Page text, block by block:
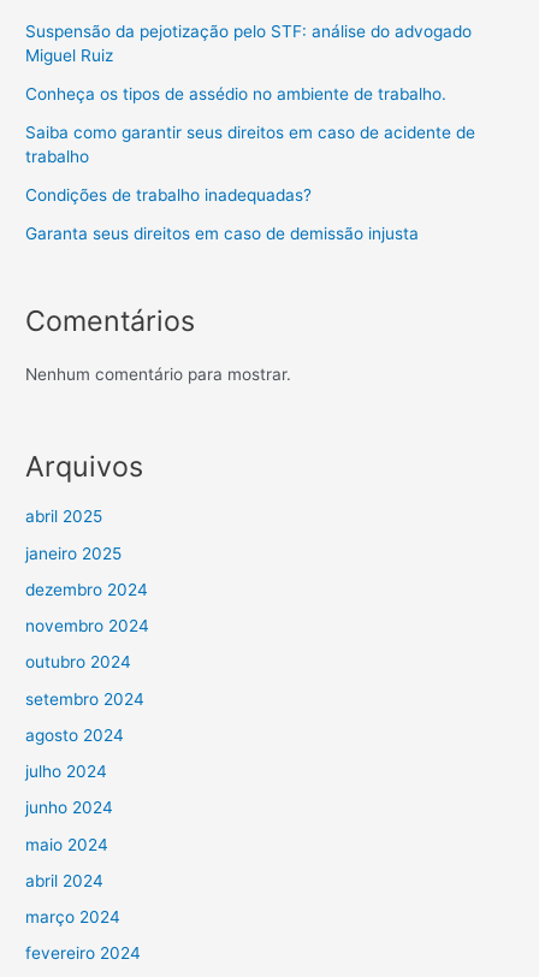
Suspensão da pejotização pelo STF: análise do advogado
Miguel Ruiz
Conheça os tipos de assédio no ambiente de trabalho.
Saiba como garantir seus direitos em caso de acidente de
trabalho
Condições de trabalho inadequadas?
Garanta seus direitos em caso de demissão injusta
Comentários
Nenhum comentário para mostrar.
Arquivos
abril 2025
janeiro 2025
dezembro 2024
novembro 2024
outubro 2024
setembro 2024
agosto 2024
julho 2024
junho 2024
maio 2024
abril 2024
março 2024
fevereiro 2024